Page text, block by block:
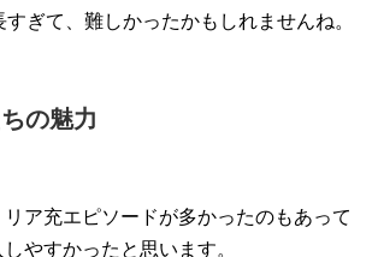
ぎて、難しかったかもしれませんね。
の魅力
ア充エピソードが多かったのもあって
やすかったと思います。